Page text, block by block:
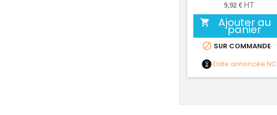
9,92 € HT
 Ajouter au
panier
 SUR COMMANDE
Date annoncée NC